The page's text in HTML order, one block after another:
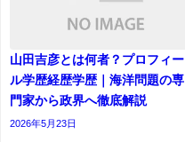
山田吉彦とは何者？プロフィー
ル学歴経歴学歴｜海洋問題の専
門家から政界へ徹底解説
2026年5月23日